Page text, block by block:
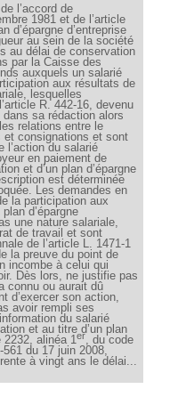
l’accord de
1981 et de l’article
d’épargne d’entreprise
au sein de la société
au délai de conservation
par la Caisse des
auxquels un salarié
aux résultats de
lesquelles
R. 442-16, devenu
sa rédaction alors
relations entre le
consignations et sont
l’action du salarié
en paiement de
et d’un plan d’épargne
est déterminée
Les demandes en
la participation aux
d’épargne
une nature salariale,
de travail et sont
de l’article L. 1471-1
la preuve du point de
incombe à celui qui
Dès lors, ne justifie pas
connu ou aurait dû
d’exercer son action,
avoir rempli ses
du salarié
et au titre d’un plan
2232, alinéa 1er
, du code
du 17 juin 2008,
à vingt ans le délai...